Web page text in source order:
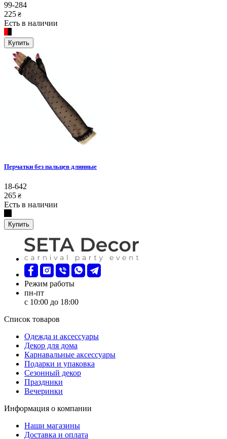
99-284
225 ₴
Есть в наличии
Купить
Перчатки без пальцев длинные
18-642
265 ₴
Есть в наличии
Купить
Режим работы
пн-пт
с 10:00 до 18:00
Список товаров
Oдежда и аксессуары
Декор для дома
Карнавальные аксессуары
Подарки и упаковка
Сезонный декор
Праздники
Вечеринки
Информация о компании
Наши магазины
Доставка и оплата